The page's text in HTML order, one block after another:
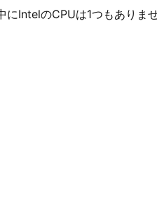
にIntelのCPUは1つもありま